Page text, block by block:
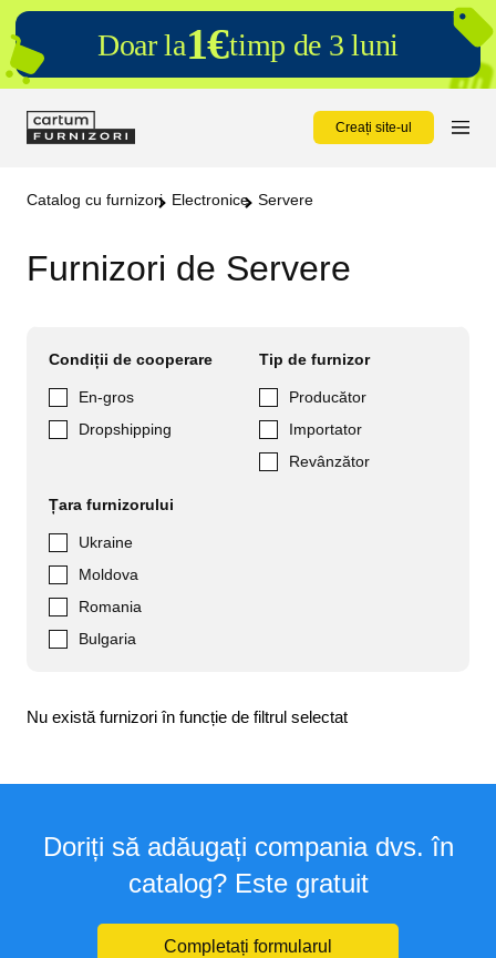
Doar la1€timp de 3 luni
Creați site-ul
Catalog cu furnizori Electronice Servere
Furnizori de Servere
Condiții de cooperare
En-gros
Dropshipping
Tip de furnizor
Producător
Importator
Revânzător
Țara furnizorului
Ukraine
Moldova
Romania
Bulgaria
Nu există furnizori în funcție de filtrul selectat
Doriți să adăugați compania dvs. în
catalog? Este gratuit
Completați formularul